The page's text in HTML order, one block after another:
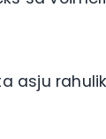
asju